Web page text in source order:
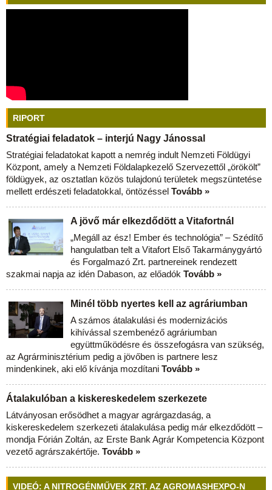
RIPORT
Stratégiai feladatok – interjú Nagy Jánossal
Stratégiai feladatokat kapott a nemrég indult Nemzeti Földügyi
Központ, amely a Nemzeti Földalapkezelő Szervezettől „örökölt”
földügyek, az osztatlan közös tulajdonú területek megszüntetése
mellett erdészeti feladatokkal, öntözéssel Tovább »
A jövő már elkezdődött a Vitafortnál
„Megáll az ész! Ember és technológia” – Szédítő
hangulatban telt a Vitafort Első Takarmánygyártó
és Forgalmazó Zrt. partnereinek rendezett
szakmai napja az idén Dabason, az előadók Tovább »
Minél több nyertes kell az agráriumban
A számos átalakulási és modernizációs
kihívással szembenéző agráriumban
együttműködésre és összefogásra van szükség,
az Agrárminisztérium pedig a jövőben is partnere lesz
mindenkinek, aki elő kívánja mozdítani Tovább »
Átalakulóban a kiskereskedelem szerkezete
Látványosan erősödhet a magyar agrárgazdaság, a
kiskereskedelem szerkezeti átalakulása pedig már elkezdődött –
mondja Fórián Zoltán, az Erste Bank Agrár Kompetencia Központ
vezető agrárszakértője. Tovább »
VIDEÓ: A NITROGÉNMŰVEK ZRT. AZ AGROMASHEXPO-N